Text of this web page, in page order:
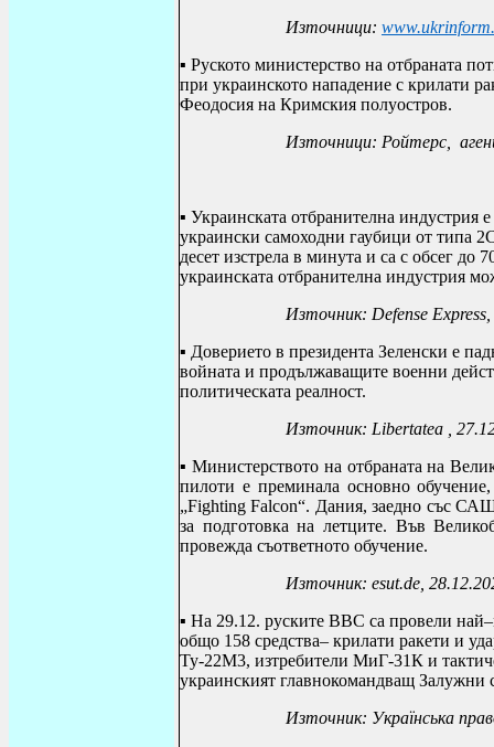
Източници:
▪ Руското министерство на отбраната
при украинското нападение с крилати
Феодосия на Кримския полуостров.
Източници: Ройтерс,
▪ Украинската отбранителна индустрия
украински самоходни гаубици от типа
десет изстрела в минута и са с обсег
украинската отбранителна индустрия
Източник: Defense
▪ Доверието в президента Зеленски е
войната и продължаващите военни
политическата реалност.
Източник: Libertatea ,
▪ Министерството на отбраната на
пилоти е преминала основно
„Fighting Falcon“. Дания, заедно със
за подготовка на летците. Във
провежда съответното обучение.
Източник: esut.de,
▪ На 29.12. руските ВВС са провели
общо 158 средства– крилати ракети и
Ту-22М3, изтребители МиГ-31К и
украинският главнокомандващ Залужни
Източник: Українська